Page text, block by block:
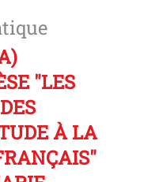
"LES
À LA